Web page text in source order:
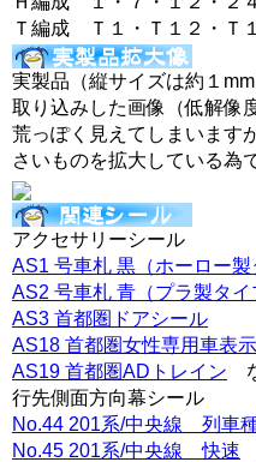
Ｔ編成 Ｔ１・Ｔ１２・Ｔ
実製品（縦サイズは約１
取り込みした画像（低解像
荒っぽく見えてしまいます
さいものを拡大している為
アクセサリーシール
AS1 号車札 黒（ホーロー製
AS2 号車札 青（プラ製タイ
AS3 首都圏ドアシール
AS18 首都圏女性専用車表示
AS19 首都圏ADトレイン
行先側面方向幕シール
No.44 201系/中央線 列車
No.45 201系/中央線 快速